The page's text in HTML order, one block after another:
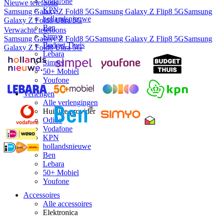
KPN
hollandsnieuwe
Ben
Simyo
Budget Thuis
Lebara
Simpel
50+ Mobiel
Youfone
Verlengen
Alle verlengingen
Huidige provider
Odido
Vodafone
KPN
hollandsnieuwe
Ben
Lebara
50+ Mobiel
Youfone
Accessoires
Alle accessoires
Elektronica
Nieuwe telefoons
Samsung Galaxy Z Fold8 5GSamsung Galaxy Z Flip8 5GSamsung
Galaxy Z Fold8 Ultra 5G
Verwachte telefoons
Samsung Galaxy Z Fold8 5GSamsung Galaxy Z Flip8 5GSamsung
Galaxy Z Fold8 Ultra 5G